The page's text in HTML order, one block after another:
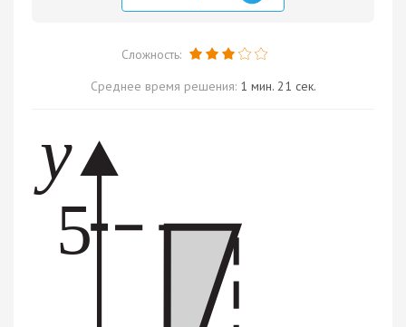
Сложность:
Среднее время решения: 1 мин. 21 сек.